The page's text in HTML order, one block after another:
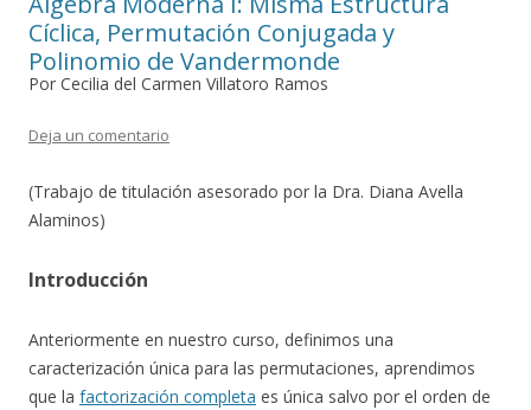
Cíclica, Permutación Conjugada y
Polinomio de Vandermonde
Por Cecilia del Carmen Villatoro Ramos
Deja un comentario
(Trabajo de titulación asesorado por la Dra. Diana Avella
Alaminos)
Introducción
Anteriormente en nuestro curso, definimos una
caracterización única para las permutaciones, aprendimos
que la factorización completa es única salvo por el orden de